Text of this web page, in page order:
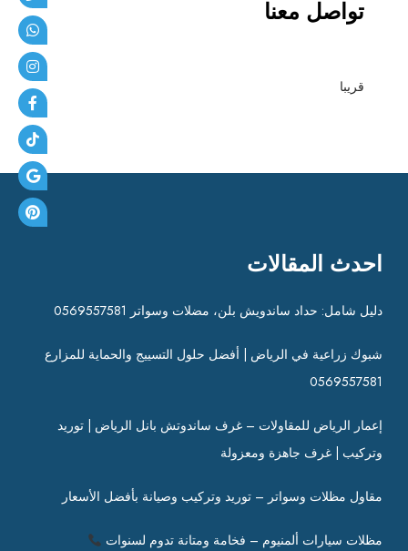
ت
م
ظ
ل
ا
ت
تواصل معنا
قريبا
احدث المقالات
دليل شامل: حداد ساندويش بلن، مضلات وسواتر 0569557581
شبوك زراعية في الرياض | أفضل حلول التسييج والحماية للمزارع
0569557581
إعمار الرياض للمقاولات – غرف ساندوتش بانل الرياض | توريد
وتركيب | غرف جاهزة ومعزولة
مقاول مظلات وسواتر – توريد وتركيب وصيانة بأفضل الأسعار
مظلات سيارات ألمنيوم – فخامة ومتانة تدوم لسنوات